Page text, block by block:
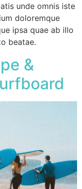
unde omnis iste
doloremque
ipsa quae ab illo
beatae.
&